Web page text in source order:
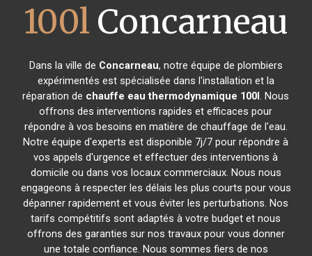
100l Concarneau
Dans la ville de Concarneau, notre équipe de plombiers
expérimentés est spécialisée dans l'installation et la
réparation de chauffe eau thermodynamique 100l. Nous
offrons des interventions rapides et efficaces pour
répondre à vos besoins en matière de chauffage de l'eau.
Notre équipe d'experts est disponible 7j/7 pour répondre à
vos appels d'urgence et effectuer des interventions à
domicile ou dans vos locaux commerciaux. Nous nous
engageons à respecter les délais les plus courts pour vous
dépanner rapidement et vous éviter les perturbations. Nos
tarifs compétitifs sont adaptés à votre budget et nous
offrons des garanties sur nos travaux pour vous donner
une totale confiance. Nous sommes fiers de nos